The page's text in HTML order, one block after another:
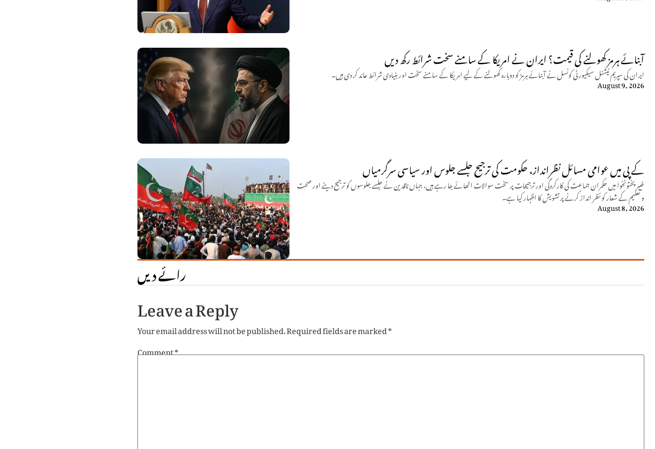
آبنائے ہرمز کھولنے کی قیمت؟ ایران نے امریکا کے سامنے سخت شرائط رکھ دیں
ایران کی سپریم نیشنل سیکیورٹی کونسل نے آبنائے ہرمز کو دوبارہ کھولنے کے لیے امریکا کے سامنے سخت اور بنیادی شرائط عائد کر دی ہیں۔
August 9, 2026
کے پی میں عوامی مسائل نظرانداز، حکومت کی ترجیح جلسے جلوس اور سیاسی سرگرمیاں
خیبر پختونخوا میں حکمران جماعت کی کارکردگی اور ترجیحات پر سخت سوالات اٹھائے جا رہے ہیں، جہاں ناقدین نے جلسے جلوسوں کو ترجیح دینے اور صحت
و تعلیم کے شعار کو نظر انداز کرنے پر تشویش کا اظہار کیا ہے۔
August 8, 2026
رائے دیں
Leave a Reply
Your email address will not be published.Required fields are marked*
Comment*